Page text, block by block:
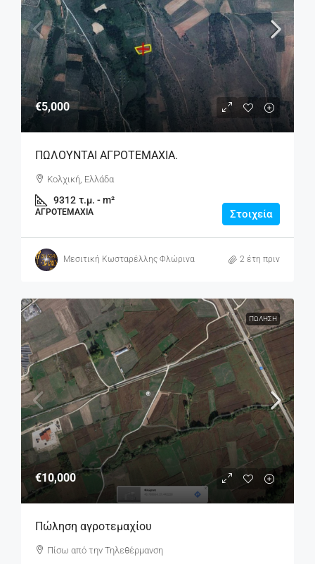
€5,000
ΠΩΛΟΥΝΤΑΙ ΑΓΡΟΤΕΜΑΧΙΑ.
Κολχική, Ελλάδα
9312 τ.μ. - m²
ΑΓΡΟΤΕΜΆΧΙΑ Στοιχεία
Μεσιτική Κωσταρέλλης Φλώρινα 2 έτη πριν
ΠΏΛΗΣΗ
€10,000
Πώληση αγροτεμαχίου
Πίσω από την Τηλεθέρμανση